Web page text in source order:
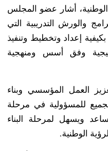
أشار عضو المجلس
والورش التدريبية التي
إعداد وتخطيط وتنفيذ
وفق أسس ومنهجية
العمل المؤسسي وبناء
للمسؤولية في مرحلة
ويسهل لمرحلة البناء
الوطنية.